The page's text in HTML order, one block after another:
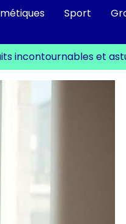
Sport
incontournables et